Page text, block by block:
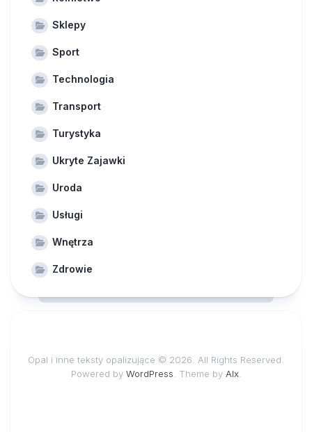
Sklepy
Sport
Technologia
Transport
Turystyka
Ukryte Zajawki
Uroda
Usługi
Wnętrza
Zdrowie
Opal i inne teksty opalizujące © 2026. All Rights Reserved.
Powered by WordPress . Theme by Alx